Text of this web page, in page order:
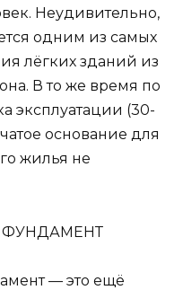
Неудивительно,
одним из самых
лёгких зданий из
В то же время по
эксплуатации (30-
основание для
жилья не
ФУНДАМЕНТ
— это ещё